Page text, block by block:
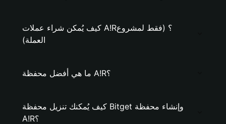
كيف يُمكن شراء عملات A!R؟ (فقط لمشروع
العملة)
ما هي أفضل محفظة A!R؟
كيف يُمكنك تنزيل محفظة Bitget وإنشاء محفظة
A!R؟